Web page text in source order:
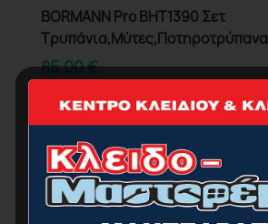
BORMANN Pro BHT1390 Σετ
Τρυπάνια,Μύτες,Ποτηροτρύπανα
85.00€